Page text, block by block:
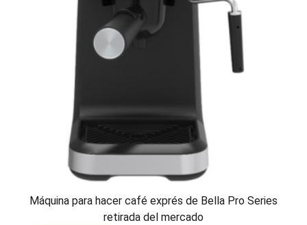
Máquina para hacer café exprés de Bella Pro Series
retirada del mercado